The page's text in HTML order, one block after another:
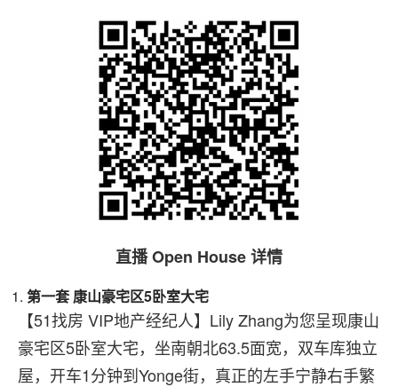
直播 Open House 详情
第一套 康山豪宅区5卧室大宅
【51找房 VIP地产经纪人】Lily Zhang为您呈现康山
豪宅区5卧室大宅，坐南朝北63.5面宽，双车库独立
屋，开车1分钟到Yonge街，真正的左手宁静右手繁